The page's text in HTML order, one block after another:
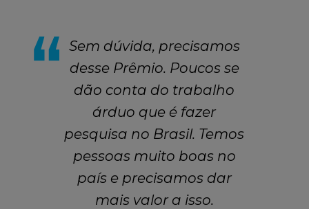
Sem dúvida, precisamos
desse Prêmio. Poucos se
dão conta do trabalho
árduo que é fazer
pesquisa no Brasil. Temos
pessoas muito boas no
país e precisamos dar
mais valor a isso.